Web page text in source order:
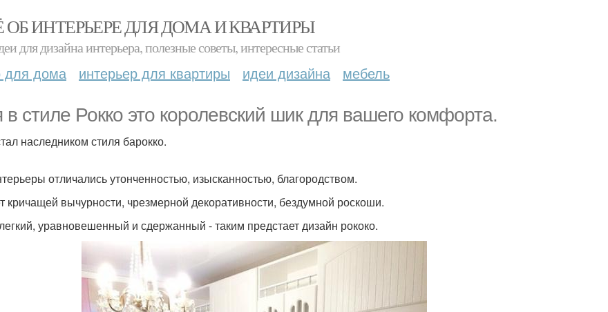
ОБ ИНТЕРЬЕРЕ ДЛЯ ДОМА И КВАРТИРЫ
для дизайна интерьера, полезные советы, интересные статьи
для дома интерьер для квартиры идеи дизайна мебель
в стиле Рокко это королевский шик для вашего комфорта.
наследником стиля барокко.
отличались утонченностью, изысканностью, благородством.
кричащей вычурности, чрезмерной декоративности, бездумной роскоши.
уравновешенный и сдержанный - таким предстает дизайн рококо.